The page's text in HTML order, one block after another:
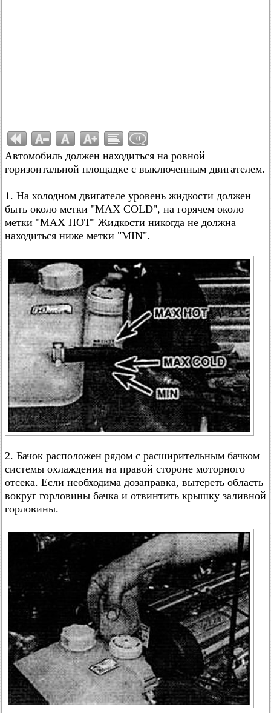
0
Автомобиль должен находиться на ровной
горизонтальной площадке с выключенным двигателем.
1. На холодном двигателе уровень жидкости должен
быть около метки "MAX COLD", на горячем около
метки "МАХ НОТ" Жидкости никогда не должна
находиться ниже метки "MIN".
2. Бачок расположен рядом с расширительным бачком
системы охлаждения на правой стороне моторного
отсека. Если необходима дозаправка, вытереть область
вокруг горловины бачка и отвинтить крышку заливной
горловины.